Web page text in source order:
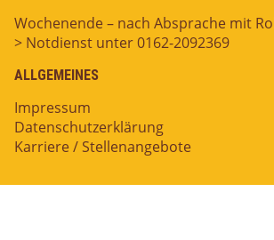
Wochenende – nach Absprache mit
> Notdienst unter 0162-2092369
ALLGEMEINES
Impressum
Datenschutzerklärung
Karriere / Stellenangebote